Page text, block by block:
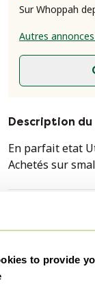
to provide
Sur Whoppah
Autres
Description
En parfait etat
Achetés sur
Couleurs